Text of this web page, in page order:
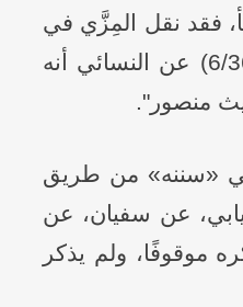
فقد نقل المِزَّي في
«تحفة الأشراف» (6/364) عن النسائي أنه
منصور".
«سننه» من طريق
عن سفيان، عن
موقوفًا، ولم يذكر